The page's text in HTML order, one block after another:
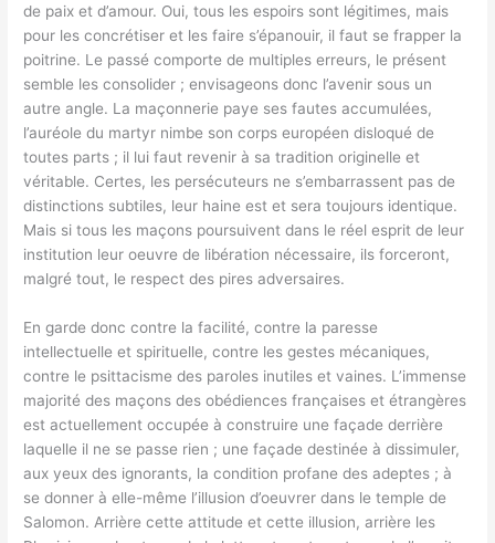
de paix et d’amour. Oui, tous les espoirs sont légitimes, mais
pour les concrétiser et les faire s’épanouir, il faut se frapper la
poitrine. Le passé comporte de multiples erreurs, le présent
semble les consolider ; envisageons donc l’avenir sous un
autre angle. La maçonnerie paye ses fautes accumulées,
l’auréole du martyr nimbe son corps européen disloqué de
toutes parts ; il lui faut revenir à sa tradition originelle et
véritable. Certes, les persécuteurs ne s’embarrassent pas de
distinctions subtiles, leur haine est et sera toujours identique.
Mais si tous les maçons poursuivent dans le réel esprit de leur
institution leur oeuvre de libération nécessaire, ils forceront,
malgré tout, le respect des pires adversaires.
En garde donc contre la facilité, contre la paresse
intellectuelle et spirituelle, contre les gestes mécaniques,
contre le psittacisme des paroles inutiles et vaines. L’immense
majorité des maçons des obédiences françaises et étrangères
est actuellement occupée à construire une façade derrière
laquelle il ne se passe rien ; une façade destinée à dissimuler,
aux yeux des ignorants, la condition profane des adeptes ; à
se donner à elle-même l’illusion d’oeuvrer dans le temple de
Salomon. Arrière cette attitude et cette illusion, arrière les